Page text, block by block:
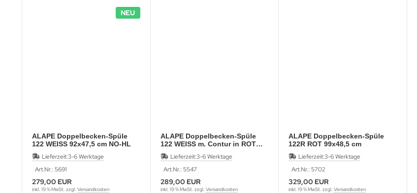
NEU
ALAPE Doppelbecken-Spüle
122 WEISS 92x47,5 cm NO-HL
Lieferzeit:3-6 Werktage
Art.Nr.: 5691
279,00 EUR
inkl. 19 % MwSt. zzgl.Versandkosten
ALAPE Doppelbecken-Spüle
122 WEISS m. Contur in ROT
92x47,5 cm
Lieferzeit:3-6 Werktage
Art.Nr.: 5547
289,00 EUR
inkl. 19 % MwSt. zzgl. Versandkosten
ALAPE Doppelbecken-Spüle
122R ROT 99x48,5 cm
Lieferzeit:3-6 Werktage
Art.Nr.: 5702
329,00 EUR
inkl. 19 % MwSt. zzgl.Versandkosten